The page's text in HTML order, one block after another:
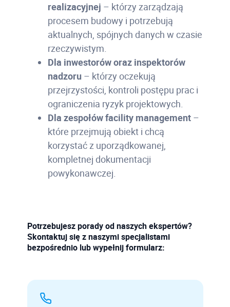
realizacyjnej – którzy zarządzają
procesem budowy i potrzebują
aktualnych, spójnych danych w czasie
rzeczywistym.
Dla inwestorów oraz inspektorów
nadzoru – którzy oczekują
przejrzystości, kontroli postępu prac i
ograniczenia ryzyk projektowych.
Dla zespołów facility management–
które przejmują obiekt i chcą
korzystać z uporządkowanej,
kompletnej dokumentacji
powykonawczej.
Potrzebujesz porady od naszych ekspertów?
Skontaktuj się z naszymi specjalistami
bezpośrednio lub wypełnij formularz: